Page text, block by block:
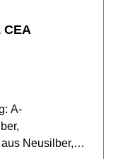
CEA
A-
Neusilber,